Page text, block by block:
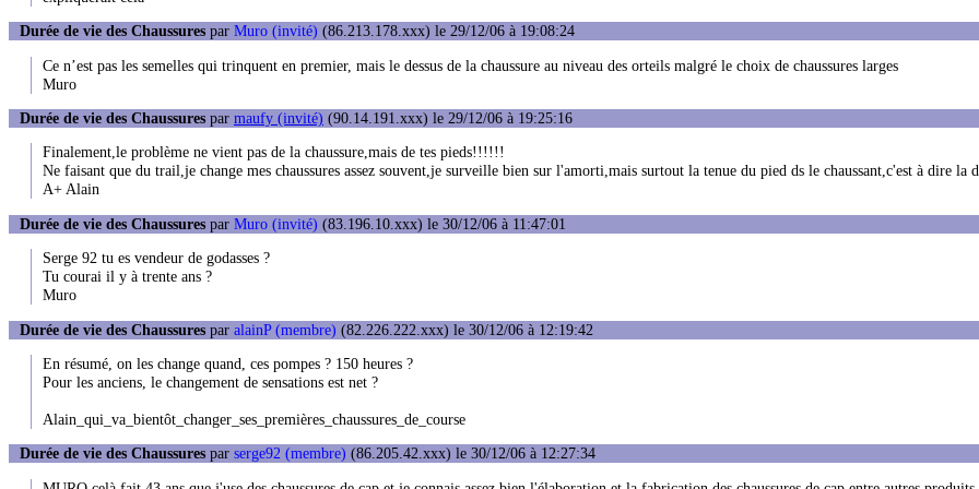
Durée de vie des Chaussures par Muro (invité) (86.213.178.xxx) le 29/12/06 à 19:08:24
Ce n’est pas les semelles qui trinquent en premier, mais le dessus de la chaussure au niveau des orteils malgré le choix de chaussures larges
Muro
Durée de vie des Chaussures par maufy (invité) (90.14.191.xxx) le 29/12/06 à 19:25:16
Finalement,le problème ne vient pas de la chaussure,mais de tes pieds!!!!!!
Ne faisant que du trail,je change mes chaussures assez souvent,je surveille bien sur l'amorti,mais surtout la tenue du pied ds le chaussant,c'est à dire la
A+ Alain
Durée de vie des Chaussures par Muro (invité) (83.196.10.xxx) le 30/12/06 à 11:47:01
Serge 92 tu es vendeur de godasses ?
Tu courai il y à trente ans ?
Muro
Durée de vie des Chaussures par alainP (membre) (82.226.222.xxx) le 30/12/06 à 12:19:42
En résumé, on les change quand, ces pompes ? 150 heures ?
Pour les anciens, le changement de sensations est net ?
Alain_qui_va_bientôt_changer_ses_premières_chaussures_de_course
Durée de vie des Chaussures par serge92 (membre) (86.205.42.xxx) le 30/12/06 à 12:27:34